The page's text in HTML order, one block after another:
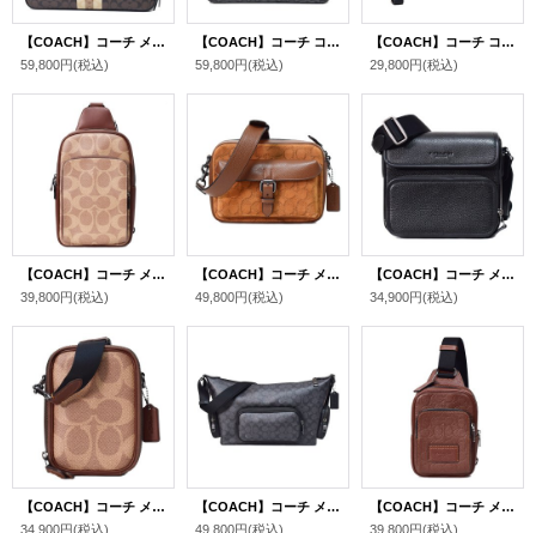
【COACH】コーチ メンズ コーティングキャンバス レザー シグネチャー グラハム ストライプ スリム 2WAY ビジネス ブリーフケース ショルダーバッグ マホガニーマルチ〔日本未発売〕
59,800円(税込)
【COACH】コーチ コーティングキャンバス レザー メンズ シグネチャー スリム 2WAY ビジネス ブリーフ ショルダーバッグ チャコール×ブラック〔日本未発売〕
59,800円(税込)
【COACH】コーチ コーティングキャンバス スムースカーフレザー シグネチャー テレイン ポーチ カラーブロック リストレット クラッチ セカンドバッグ タン×ソフトレッド（日本未発売）
29,800円(税込)
【COACH】コーチ メンズ バッグ コーティングキャンバス レザー シグネチャー イーサン パック ロゴ ワンショルダー バックパック ボディバッグ タン×ビンテージブラウン〔日本未発売〕
39,800円(税込)
【COACH】コーチ メンズ バッグ スエード ぺブルレザー シグネチャー ワーナー クロスボディ 2WAY 斜め掛け クラッチ ショルダーバッグ キャラメルサドル〔日本未発売〕
49,800円(税込)
【COACH】コーチ メンズ バッグ ぺブルレザー サリバン クロスボディ フラップ メッセンジャー カメラ 斜め掛け ショルダーバッグ ブラック〔日本未発売〕
34,900円(税込)
【COACH】コーチ メンズ バッグ コーティングキャンバス レザー シグネチャー スタントン 2WAY クロスボディ 斜め掛け ショルダー バッグ タン×ビンテージブラウン〔日本未発売〕
34,900円(税込)
【COACH】コーチ メンズ バッグ コーティングキャンバス レザー シグネチャー ロゴ フィン クロスボディ 斜め掛け ショルダーバッグ チャコール×ブラック〔日本未発売〕
49,800円(税込)
【COACH】コーチ メンズ バッグ ぺブルレザー シグネチャー 型押し レーサー スリング ロゴ ワンショルダー バックパック ボディバッグ ビンテージブラウン〔日本未発売〕
39,800円(税込)